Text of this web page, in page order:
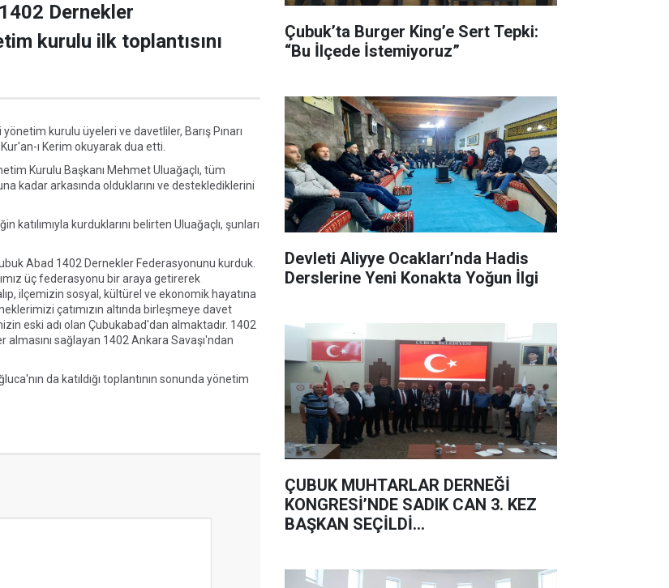
Dernekler
kurulu ilk toplantısını
kurulu üyeleri ve davetliler, Barış Pınarı
ı Kerim okuyarak dua etti.
Kurulu Başkanı Mehmet Uluağaçlı, tüm
kadar arkasında olduklarını ve desteklediklerini
kurduklarını belirten Uluağaçlı, şunları
Abad 1402 Dernekler Federasyonunu kurduk.
üç federasyonu bir araya getirerek
ilçemizin sosyal, kültürel ve ekonomik hayatına
çatımızın altında birleşmeye davet
eski adı olan Çubukabad'dan almaktadır. 1402
almasını sağlayan 1402 Ankara Savaşı'ndan
da katıldığı toplantının sonunda yönetim
Çubuk’ta Burger King’e Sert Tepki:
“Bu İlçede İstemiyoruz”
Devleti Aliyye Ocakları’nda Hadis
Derslerine Yeni Konakta Yoğun İlgi
ÇUBUK MUHTARLAR DERNEĞİ
KONGRESİ’NDE SADIK CAN 3. KEZ
BAŞKAN SEÇİLDİ...